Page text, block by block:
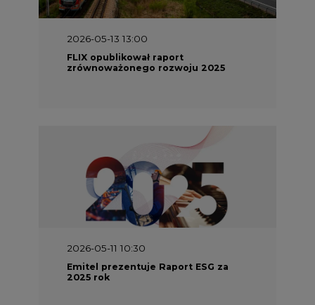
2026-05-13 13:00
FLIX opublikował raport
zrównoważonego rozwoju 2025
2026-05-11 10:30
Emitel prezentuje Raport ESG za
2025 rok